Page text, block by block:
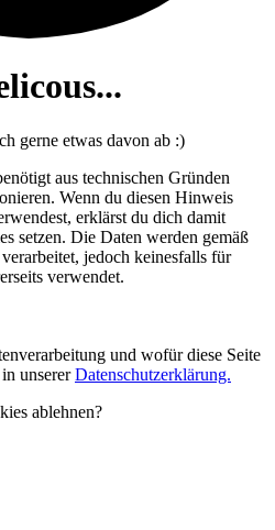
gerne etwas davon ab :)
aus technischen Gründen
Wenn du diesen Hinweis
erklärst du dich damit
setzen. Die Daten werden gemäß
jedoch keinesfalls für
verwendet.
und wofür diese Seite
unsererDatenschutzerklärung.
ablehnen?